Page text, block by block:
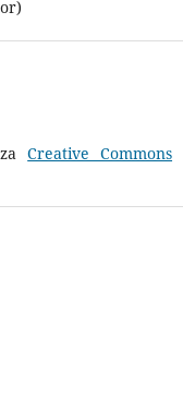
Creative Commons